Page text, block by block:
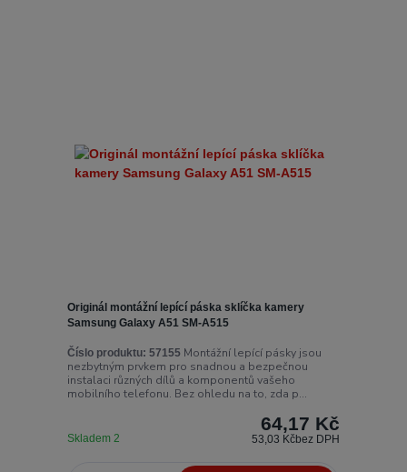
Originál montážní lepící páska sklíčka kamery
Samsung Galaxy A51 SM-A515
Číslo produktu: 57155 Montážní lepící pásky jsou
nezbytným prvkem pro snadnou a bezpečnou
instalaci různých dílů a komponentů vašeho
mobilního telefonu. Bez ohledu na to, zda p...
64,17 Kč
53,03 Kčbez DPH
Skladem 2